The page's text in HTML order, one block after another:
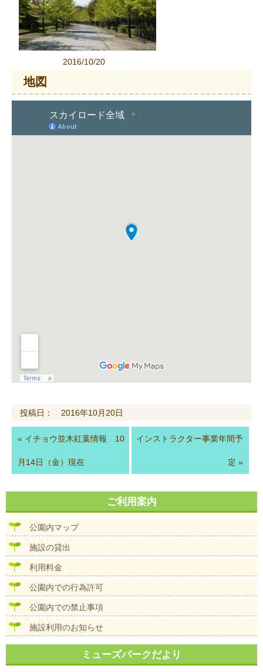
2016/10/20
地図
投稿日： 2016年10月20日
« イチョウ並木紅葉情報 10
月14日（金）現在
インストラクター事業年間予
定 »
ご利用案内
公園内マップ
施設の貸出
利用料金
公園内での行為許可
公園内での禁止事項
施設利用のお知らせ
ミューズパークだより